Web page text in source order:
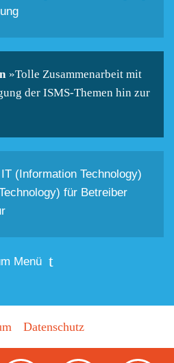
»Tolle Zusammenarbeit mit
der ISMS-Themen hin zur
IT (Information Technology)
für Betreiber
Menü
Datenschutz